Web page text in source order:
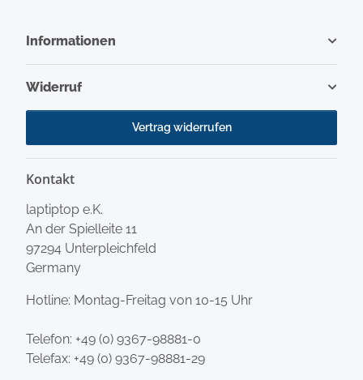
Informationen
Widerruf
Vertrag widerrufen
Kontakt
laptiptop e.K.
An der Spielleite 11
97294 Unterpleichfeld
Germany
Hotline: Montag-Freitag von 10-15 Uhr
Telefon: +49 (0) 9367-98881-0
Telefax: +49 (0) 9367-98881-29